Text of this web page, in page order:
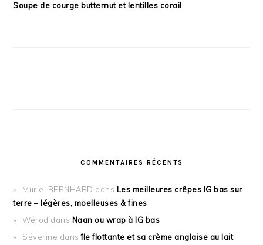
Soupe de courge butternut et lentilles corail
COMMENTAIRES RÉCENTS
Muriel BERNHARD dans Les meilleures crêpes IG bas sur
terre – légères, moelleuses & fines
Wérod dans Naan ou wrap à IG bas
Séverine dansîle flottante et sa crème anglaise au lait